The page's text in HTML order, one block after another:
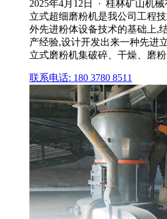
2025年4月12日 · 桂林矿山机
立式超细磨粉机是我公司工程
外先进粉体设备技术的基础上,
产经验,设计开发出来一种先进
立式磨粉机集破碎、干燥、磨
联系电话: 180 3780 8511